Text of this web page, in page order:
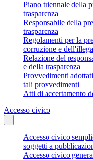
Piano triennale della
trasparenza
Responsabile della
trasparenza
Regolamenti per la
corruzione e
Relazione del
e della trasparenza
Provvedimenti
tali provvedimenti
Atti di accertamento
Accesso civico
Accesso civico
soggetti a
Accesso civico